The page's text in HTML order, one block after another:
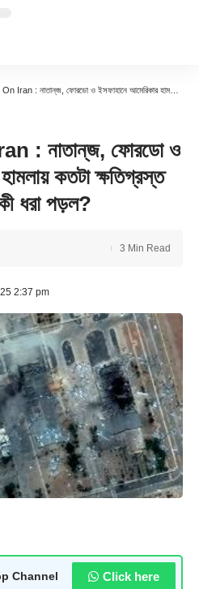
ফোরডো ও ইসফাহানে আমেরিকার হামলায় কতটা ক্ষতিগ্রস্ত ইরান? উপগ্রহচিত্রে কী ধরা পড়ল?
: নাতান্‌জ, ফোরডো ও
কতটা ক্ষতিগ্রস্ত
ধরা পড়ল?
2:37 pm
3 Min Read
Channel Click here